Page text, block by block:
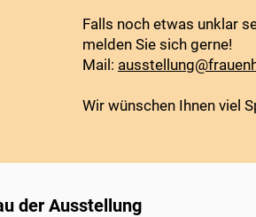
Falls noch etwas unklar
melden Sie sich gerne!
Mail:
Wir wünschen Ihnen viel
der Ausstellung